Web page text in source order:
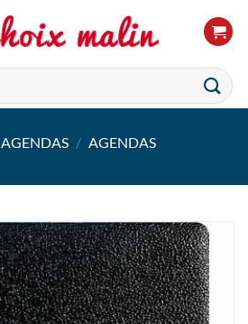
AGENDAS / AGENDAS